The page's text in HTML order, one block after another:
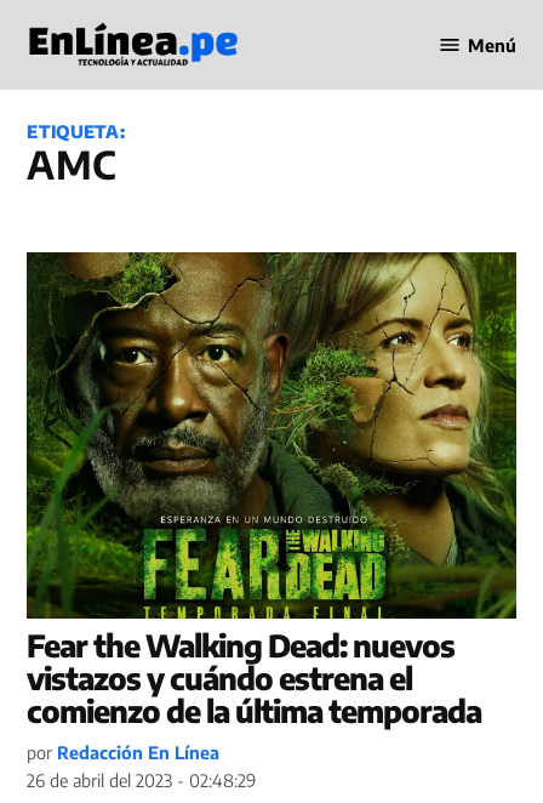
contenido
en Línea
Menú
ETIQUETA:
AMC
Fear the Walking Dead: nuevos
vistazos y cuándo estrena el
comienzo de la última temporada
por Redacción En Línea
26 de abril del 2023 - 02:48:29